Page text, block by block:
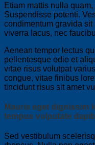
Etiam mattis nulla
Suspendisse potenti.
condimentum gravida
viverra lacus, nec
Aenean tempor lectus
pellentesque odio et
vitae risus volutpat
congue, vitae finibus
tincidunt risus sit amet
Mauris eget dignissim
tempus vulputate
Sed vestibulum